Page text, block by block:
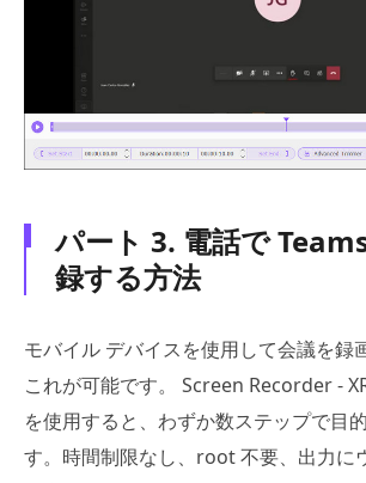
パート 3. 電話で
録する方法
モバイル デバイスを使用して会議を録
これが可能です。 Screen Recorder -
を使用すると、わずか数ステップで目
す。時間制限なし、root 不要、出力に